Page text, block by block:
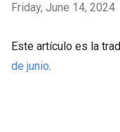
Friday, June 14, 2024
Este artículo es la
de junio.